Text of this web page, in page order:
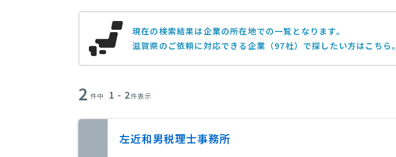
現在の検索結果は企業の所在地での一覧となります。
滋賀県のご依頼に対応できる企業（97社）で探したい方はこちら。
2 件中 1 - 2件表示
左近和男税理士事務所